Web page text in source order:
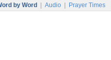
by Word Audio Prayer Times